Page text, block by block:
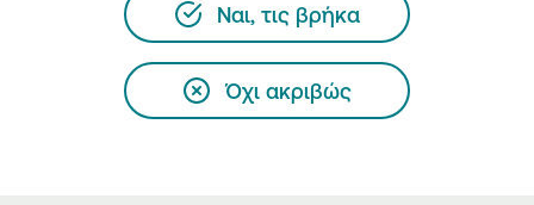
Ναι, τις βρήκα
Όχι ακριβώς